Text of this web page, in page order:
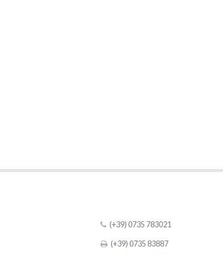
(+39) 0735 783021
(+39) 0735 83887